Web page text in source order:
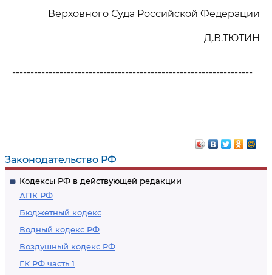
Законодательство РФ
Кодексы РФ в действующей редакции
АПК РФ
Бюджетный кодекс
Водный кодекс РФ
Воздушный кодекс РФ
ГК РФ часть 1
Верховного Суда Российской Федерации
Д.В.ТЮТИН
------------------------------------------------------------------